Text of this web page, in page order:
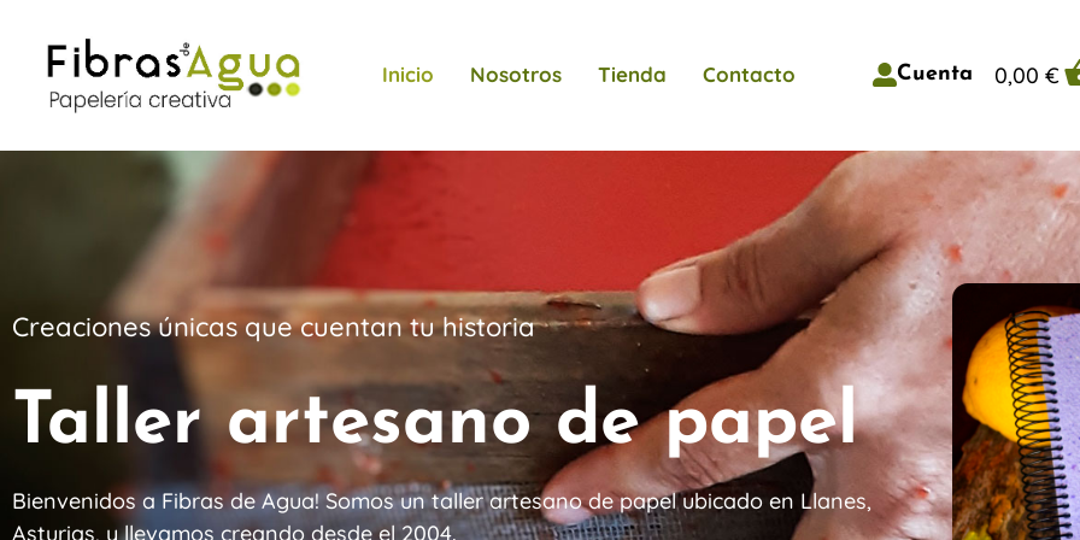
Inicio Nosotros Tienda Contacto Cuenta 0,00 €
Creaciones únicas que cuentan tu historia
Taller artesano de papel
Bienvenidos a Fibras de Agua! Somos un taller artesano de papel ubicado en Llanes,
Asturias, y llevamos creando desde el 2004.